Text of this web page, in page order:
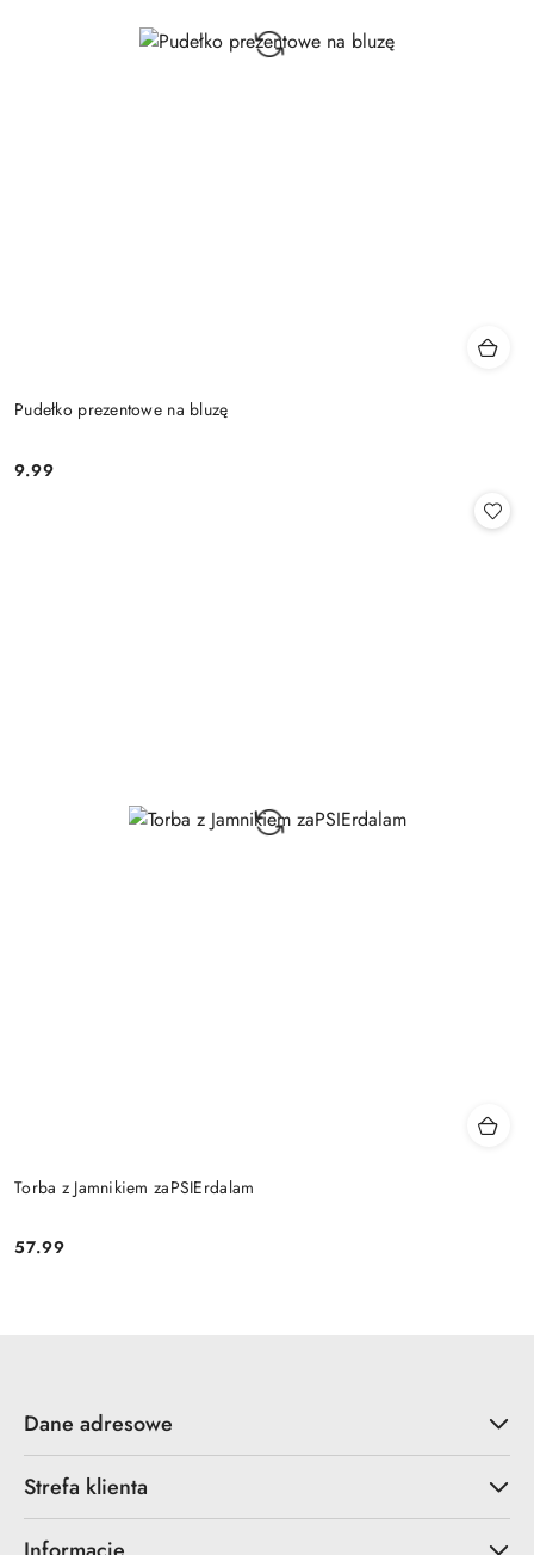
Pudełko prezentowe na bluzę
Cena:
9.99
Torba z Jamnikiem zaPSIErdalam
Cena:
57.99
Dane adresowe
Strefa klienta